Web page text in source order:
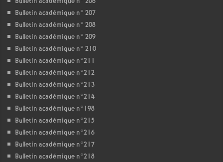
Bulletin académique n° 207
Bulletin académique n° 208
Bulletin académique n° 209
Bulletin académique n° 210
Bulletin académique n°211
Bulletin académique n°212
Bulletin académique n°213
Bulletin académique n°214
Bulletin académique n°198
Bulletin académique n°215
Bulletin académique n°216
Bulletin académique n°217
Bulletin académique n°218